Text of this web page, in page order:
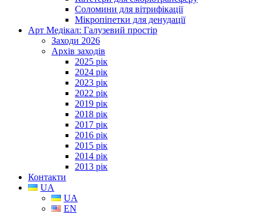
Соломини для вітрифікації
Мікропіпетки для денудації
Арт Медікал: Галузевий простір
Заходи 2026
Архів заходів
2025 рік
2024 рік
2023 рік
2022 рік
2019 рік
2018 рік
2017 рік
2016 рік
2015 рік
2014 рік
2013 рік
Контакти
UA
UA
EN